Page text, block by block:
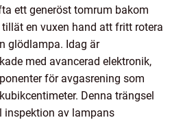
ett generöst tomrum bakom
en vuxen hand att fritt rotera
glödlampa. Idag är
med avancerad elektronik,
för avgasrening som
Denna trängsel
inspektion av lampans